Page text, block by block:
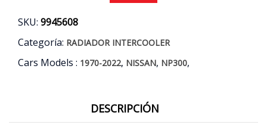
SKU: 9945608
Categoría: RADIADOR INTERCOOLER
Cars Models : 1970-2022, NISSAN, NP300,
DESCRIPCIÓN